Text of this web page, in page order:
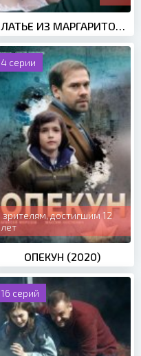
4 серии
зрителям, достигшим 12
лет
ОПЕКУН (2020)
16 серий